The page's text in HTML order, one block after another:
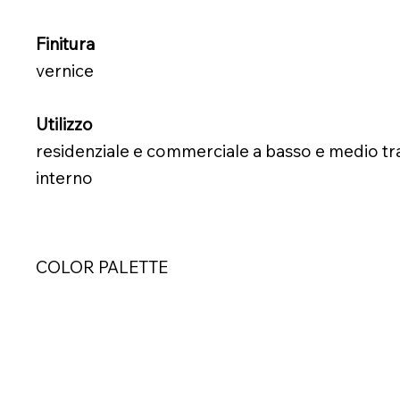
Finitura
vernice
Utilizzo
residenziale e commerciale a basso e medio
interno
COLOR PALETTE